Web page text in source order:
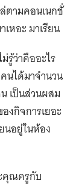
ตามคอนเนกชั่
หอะ มาเรียน
รู้ว่าคืออะไร
นได้มาจำนวน
เป็นส่วนผสม
งกิจการเยอะ
นอยู่ในห้อง
คุณครูกับ